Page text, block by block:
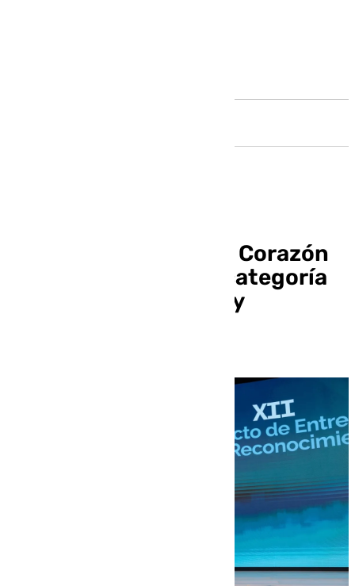
Quirónsalud Sagrado Corazón
de Sevilla mejora su categoría
en los premios Quality